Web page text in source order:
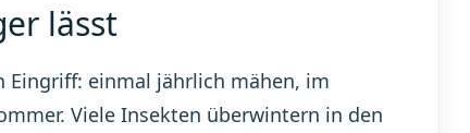
lässt
Eingriff: einmal jährlich mähen, im
Viele Insekten überwintern in den